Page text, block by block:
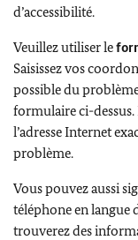
d’accessibilité.
Veuillez utiliser le
Saisissez vos
possible du
formulaire ci-
l’adresse Internet
problème.
Vous pouvez aussi
téléphone en langue
trouverez des